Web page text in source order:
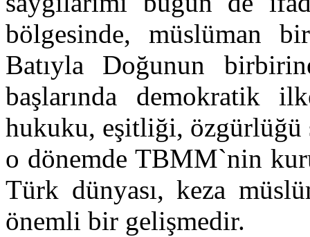
bölgesinde, müslüman
Batıyla Doğunun
başlarında demokratik
hukuku, eşitliği, özgürlüğü
o dönemde TBMM`nin
Türk dünyası, keza
önemli bir gelişmedir.